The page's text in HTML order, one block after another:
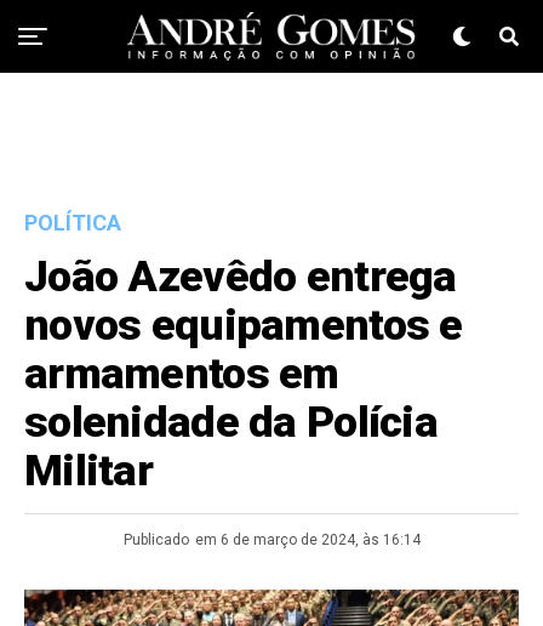
POLÍTICA
João Azevêdo entrega
novos equipamentos e
armamentos em
solenidade da Polícia
Militar
Publicado em 6 de março de 2024, às 16:14